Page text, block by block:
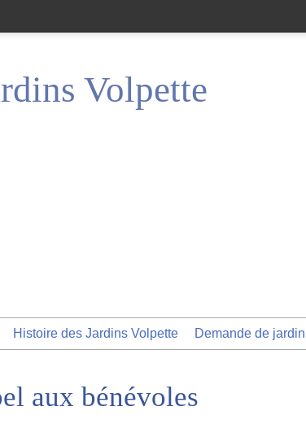
Volpette
Histoire des Jardins Volpette Demande de jardin
aux bénévoles